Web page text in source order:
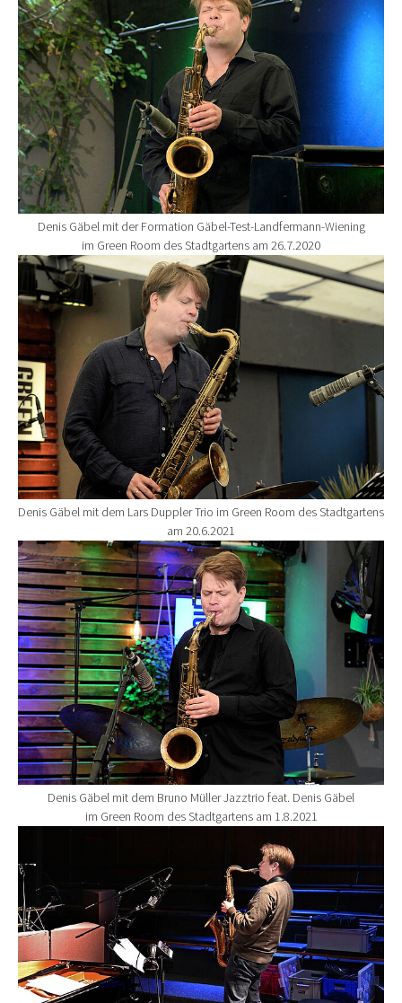
Denis Gäbel mit der Formation Gäbel-Test-Landfermann-Wiening
im Green Room des Stadtgartens am 26.7.2020
Show larger version for:
Denis Gäbel mit dem Lars Duppler Trio im Green Room des Stadtgartens
am 20.6.2021
Show larger version for:
Denis Gäbel mit dem Bruno Müller Jazztrio feat. Denis Gäbel
im Green Room des Stadtgartens am 1.8.2021